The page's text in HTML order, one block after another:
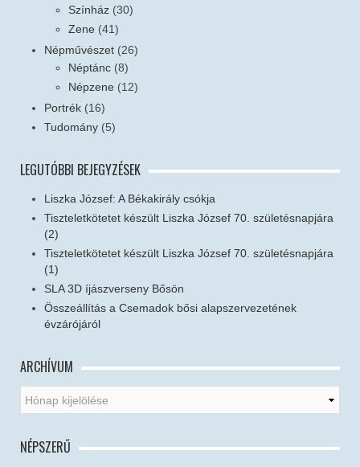
Színház (30)
Zene (41)
Népművészet (26)
Néptánc (8)
Népzene (12)
Portrék (16)
Tudomány (5)
LEGUTÓBBI BEJEGYZÉSEK
Liszka József: A Békakirály csókja
Tiszteletkötetet készült Liszka József 70. születésnapjára
(2)
Tiszteletkötetet készült Liszka József 70. születésnapjára
(1)
SLA 3D íjászverseny Bősön
Összeállítás a Csemadok bősi alapszervezetének
évzárójáról
ARCHÍVUM
NÉPSZERŰ